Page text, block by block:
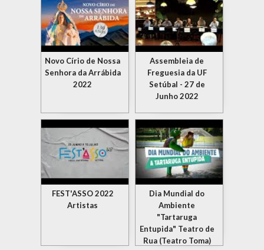
Novo Círio de Nossa
Senhora da Arrábida
2022
Assembleia de
Freguesia da UF
Setúbal - 27 de
Junho 2022
FEST'ASSO 2022
Artistas
Dia Mundial do
Ambiente
"Tartaruga
Entupida" Teatro de
Rua (Teatro Toma)